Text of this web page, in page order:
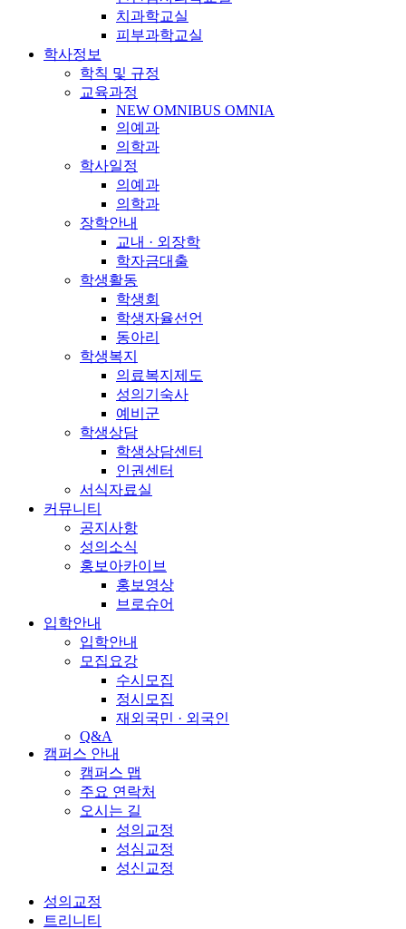
치과학교실
피부과학교실
학사정보
학칙 및 규정
교육과정
NEW OMNIBUS OMNIA
의예과
의학과
학사일정
의예과
의학과
장학안내
교내 · 외장학
학자금대출
학생활동
학생회
학생자율선언
동아리
학생복지
의료복지제도
성의기숙사
예비군
학생상담
학생상담센터
인권센터
서식자료실
커뮤니티
공지사항
성의소식
홍보아카이브
홍보영상
브로슈어
입학안내
입학안내
모집요강
수시모집
정시모집
재외국민 · 외국인
Q&A
캠퍼스 안내
캠퍼스 맵
주요 연락처
오시는 길
성의교정
성심교정
성신교정
성의교정
트리니티